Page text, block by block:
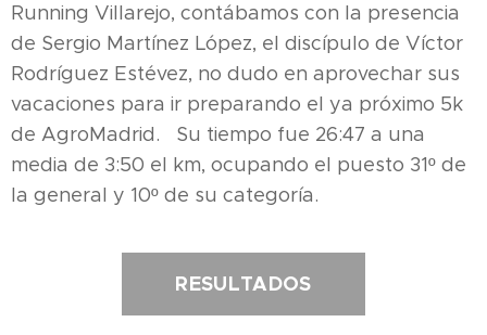
Running Villarejo, contábamos con la presencia
de Sergio Martínez López, el discípulo de Víctor
Rodríguez Estévez, no dudo en aprovechar sus
vacaciones para ir preparando el ya próximo 5k
de AgroMadrid. Su tiempo fue 26:47 a una
media de 3:50 el km, ocupando el puesto 31º de
la general y 10º de su categoría.
RESULTADOS